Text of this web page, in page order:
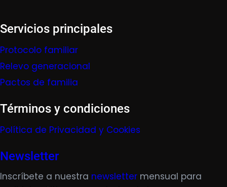
Servicios principales
Protocolo familiar
Relevo generacional
Pactos de familia
Términos y condiciones
Política de Privacidad y Cookies
Newsletter
Inscríbete a nuestra newsletter mensual para